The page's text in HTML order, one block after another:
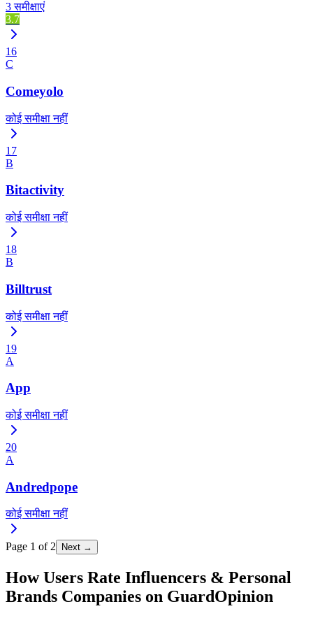
3 समीक्षाएं
3.7
16
C
Comeyolo
कोई समीक्षा नहीं
17
B
Bitactivity
कोई समीक्षा नहीं
18
B
Billtrust
कोई समीक्षा नहीं
19
A
App
कोई समीक्षा नहीं
20
A
Andredpope
कोई समीक्षा नहीं
Page 1 of2 Next →
How Users Rate Influencers & Personal
Brands Companies on GuardOpinion